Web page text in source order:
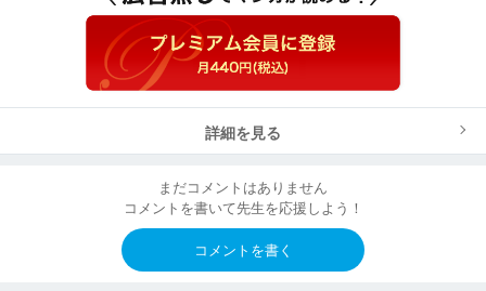
詳細を見る
まだコメントはありません
コメントを書いて先生を応援しよう！
コメントを書く